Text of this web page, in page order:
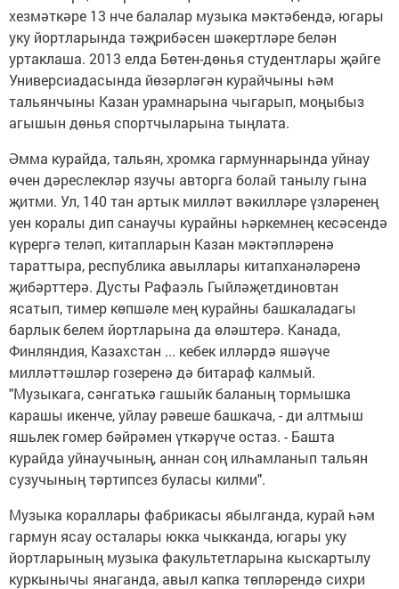
хезмәткәре 13 нче балалар музыка мәктәбендә, югары
уку йортларында тәҗрибәсен шәкертләре белән
уртаклаша. 2013 елда Бөтен-дөнья студентлары җәйге
Универсиадасында йөзәрләгән курайчыны һәм
тальянчыны Казан урамнарына чыгарып, моңыбыз
агышын дөнья спортчыларына тыңлата.
Әмма курайда, тальян, хромка гармуннарында уйнау
өчен дәреслекләр язучы авторга болай танылу гына
җитми. Ул, 140 тан артык милләт вәкилләре үзләренең
уен коралы дип санаучы курайны һәркемнең кесәсендә
күрергә теләп, китапларын Казан мәктәпләренә
тараттыра, республика авыллары китапханәләренә
җибәрттерә. Дусты Рафаэль Гыйләҗетдиновтан
ясатып, тимер көпшәле мең курайны башкаладагы
барлык белем йортларына да өләштерә. Канада,
Финляндия, Казахстан ... кебек илләрдә яшәүче
милләттәшләр гозеренә дә битараф калмый.
"Музыкага, сәнгатькә гашыйк баланың тормышка
карашы икенче, уйлау рәвеше башкача, - ди алтмыш
яшьлек гомер бәйрәмен үткәрүче остаз. - Башта
курайда уйнаучының, аннан соң илһамланып тальян
сузучының тәртипсез буласы килми".
Музыка кораллары фабрикасы ябылганда, курай һәм
гармун ясау осталары юкка чыкканда, югары уку
йортларының музыка факультетларына кыскартылу
куркынычы янаганда, авыл капка төпләрендә сихри